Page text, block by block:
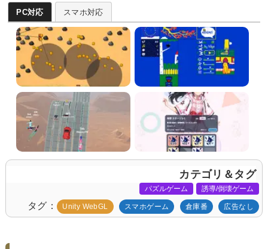
PC対応 スマホ対応
カテゴリ＆タグ
パズルゲーム 誘導/倒壊ゲーム
タグ Unity WebGL スマホゲーム 倉庫番 広告なし